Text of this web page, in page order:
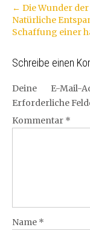
Artikel-
Navigation
← Die Wunder
Natürliche
Schaffung einer
Schreibe einen
Deine E-Mail-
Erforderliche
Kommentar *
Name *